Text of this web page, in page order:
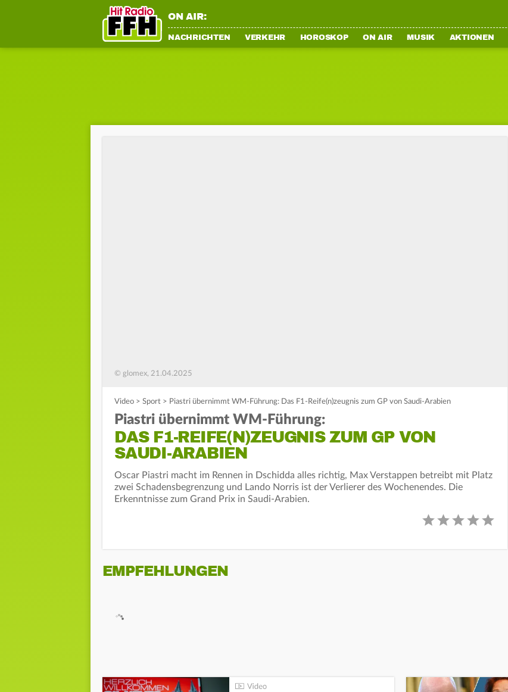
ON AIR:
NACHRICHTEN VERKEHR HOROSKOP ON AIR MUSIK AKTIONEN
© glomex, 21.04.2025
Video > Sport > Piastri übernimmt WM-Führung: Das F1-Reife(n)zeugnis zum GP von Saudi-Arabien
Piastri übernimmt WM-Führung:
DAS F1-REIFE(N)ZEUGNIS ZUM GP VON
SAUDI-ARABIEN
Oscar Piastri macht im Rennen in Dschidda alles richtig, Max Verstappen betreibt mit Platz
zwei Schadensbegrenzung und Lando Norris ist der Verlierer des Wochenendes. Die
Erkenntnisse zum Grand Prix in Saudi-Arabien.
EMPFEHLUNGEN